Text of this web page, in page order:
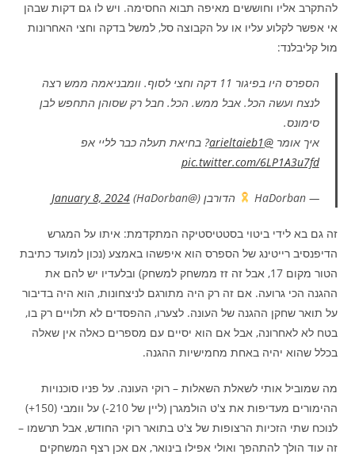
להתקרב אליו וחוששים מאיפה תבוא החסימה. ויש לו גם דקות שבהן
אי אפשר לקלוע עליו או על הקבוצה סל, למשל בדקה וחצי האחרונות
מול קליבלנד:
הספרס היו בפיגור 11 דקה וחצי לסוף. וומבניאמה ממש רצה
לנצח ועשה הכל. אבל ממש. הכל. חבל רק שסוהן התחפש לבן
סימונס.
איך אומר@arieltaieb1
? בחיאת תעלה כבר לליי אפ
pic.twitter.com/6LP1A3u7fd
— HaDorban הדורבן (@HaDorban) January 8, 2024
זה גם בא לידי ביטוי בסטטיסטיקה המתקדמת: איתו על המגרש
הדיפנסיב רייטינג של הספרס הוא איפשהו באמצע (נכון למועד כתיבת
הטור מקום 17, אבל זה זז ממשחק למשחק) ובלעדיו יש להם את
ההגנה הכי גרועה. אם זה רק היה מתורגם לניצחונות, הוא היה בדיבור
על תואר שחקן ההגנה של העונה. לצערו, ההפסדים לא תלויים רק בו,
בטח לא לאחרונה, אבל אם הוא יסיים עם מספרים כאלה אין שאלה
בכלל שהוא יהיה באחת מחמישיות ההגנה.
מה שמוביל אותי לשאלת השאלות – רוקי העונה. על פניו סוכנויות
ההימורים מעדיפות את צ'ט הולמגרן (ליין של 210-) על וומבי (150+)
לנוכח שתי הזכיות הרצופות של צ'ט בתואר רוקי החודש, אבל תרשמו –
זה עוד הולך להתהפך ואולי אפילו בינואר, אם אכן רצף המשחקים